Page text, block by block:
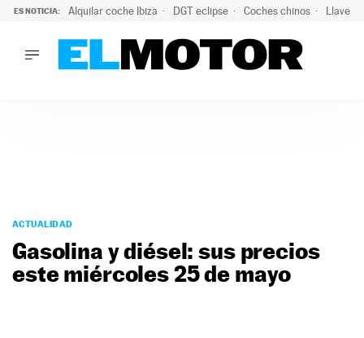
ES NOTICIA: Alquilar coche Ibiza DGT eclipse Coches chinos Llaves
PODCAST
MOTOS
TECNOLOGÍA
ACTUALIDAD
Gasolina y diésel: sus precios
este miércoles 25 de mayo